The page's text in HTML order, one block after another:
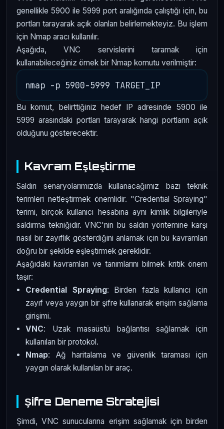
genellikle 5900 ile 5999 port aralığında çalıştığı için, bu
portları tarayarak açık olanları belirlemekteyiz. Bu işlem
için Nmap aracı kullanılır.
Aşağıda, VNC servislerini taramak için
kullanabileceğiniz örnek bir Nmap komutu verilmiştir:
Bu komut, belirttiğiniz hedef IP adresinde 5900 ile
5999 arasındaki portları tarayarak hangi portların açık
olduğunu gösterecektir.
Kavram Eşleştirme
Saldırı senaryolarımızda kullanacağımız bazı teknik
terimleri netleştirmek önemlidir. "Credential Spraying"
terimi, birçok kullanıcı hesabına aynı kimlik bilgileriyle
saldırma tekniğidir. VNC'nin bu saldırı yöntemine karşı
nasıl bir zayıflık gösterdiğini anlamak için bu kavramları
doğru bir şekilde eşleştirmek gereklidir.
Aşağıdaki kavramları ve tanımlarını bilmek kritik önem
taşır:
Credential Spraying: Birden fazla kullanıcı için
zayıf veya yaygın bir şifre kullanarak erişim sağlama
girişimi.
VNC: Uzak masaüstü bağlantısı sağlamak için
kullanılan bir protokol.
Nmap: Ağ haritalama ve güvenlik taraması için
yaygın olarak kullanılan bir araç.
Şifre Deneme Stratejisi
Şimdi, VNC sunucularına erişim sağlamak için birden